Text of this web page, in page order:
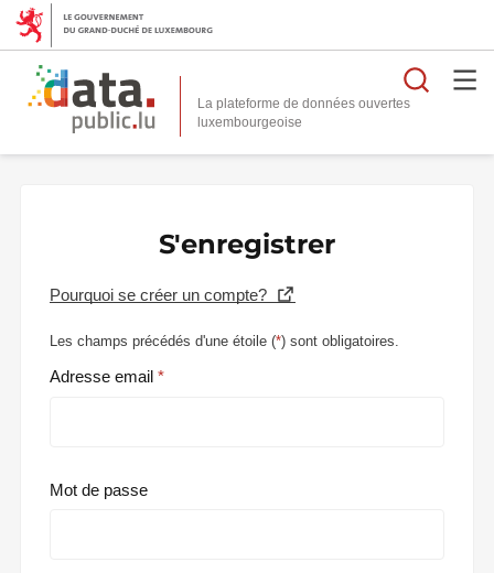
La plateforme de données ouvertes
S'enregistrer
Pourquoi se créer un compte?
Les champs précédés d'une étoile (*) sont obligatoires.
Adresse email
Mot de passe